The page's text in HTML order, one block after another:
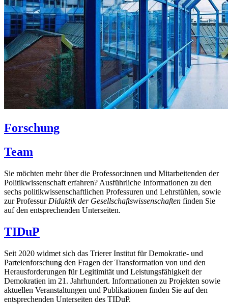
Forschung
Team
Sie möchten mehr über die Professor:innen und Mitarbeitenden der
Politikwissenschaft erfahren? Ausführliche Informationen zu den
sechs politikwissenschaftlichen Professuren und Lehrstühlen, sowie
zur Professur Didaktik der Gesellschaftswissenschaften finden Sie
auf den entsprechenden Unterseiten.
TIDuP
Seit 2020 widmet sich das Trierer Institut für Demokratie- und
Parteienforschung den Fragen der Transformation von und den
Herausforderungen für Legitimität und Leistungsfähigkeit der
Demokratien im 21. Jahrhundert. Informationen zu Projekten sowie
aktuellen Veranstaltungen und Publikationen finden Sie auf den
entsprechenden Unterseiten des TIDuP.